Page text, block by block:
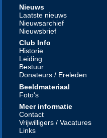
Nieuws
Laatste nieuws
Nieuwsarchief
Nieuwsbrief
Club Info
Historie
Leiding
Bestuur
Donateurs / Ereleden
Beeldmateriaal
Foto's
Meer informatie
Contact
Vrijwilligers / Vacatures
Links